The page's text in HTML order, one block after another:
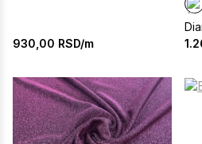
930,00 RSD/m